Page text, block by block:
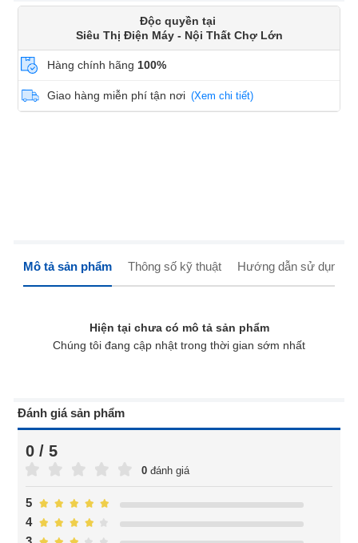
Độc quyền tại
Siêu Thị Điện Máy - Nội Thất Chợ Lớn
Hàng chính hãng 100%
Giao hàng miễn phí tận nơi (Xem chi tiết)
Mô tả sản phẩm Thông số kỹ thuật Hướng dẫn sử dụng
Hiện tại chưa có mô tả sản phẩm
Chúng tôi đang cập nhật trong thời gian sớm nhất
Đánh giá sản phẩm
0 / 5
0 đánh giá
4
5